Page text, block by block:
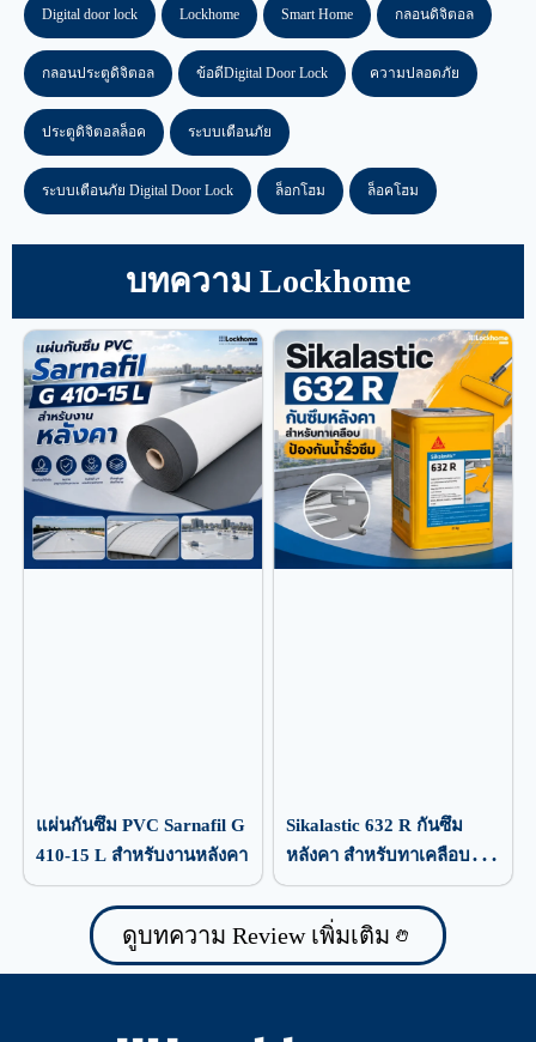
Digital door lock Lockhome Smart Home กลอนดิจิตอล
กลอนประตูดิจิตอล ข้อดีDigital Door Lock ความปลอดภัย
ประตูดิจิตอลล็อค ระบบเตือนภัย
ระบบเตือนภัย Digital Door Lock ล็อกโฮม ล็อคโฮม
บทความ Lockhome
แผ่นกันซึม PVC Sarnafil G
410-15 L สำหรับงานหลังคา
Sikalastic 632 R กันซึม
หลังคา สำหรับทาเคลือบ
ป้องกันน้ำรั่วซึม
ดูบทความ Review เพิ่มเติม